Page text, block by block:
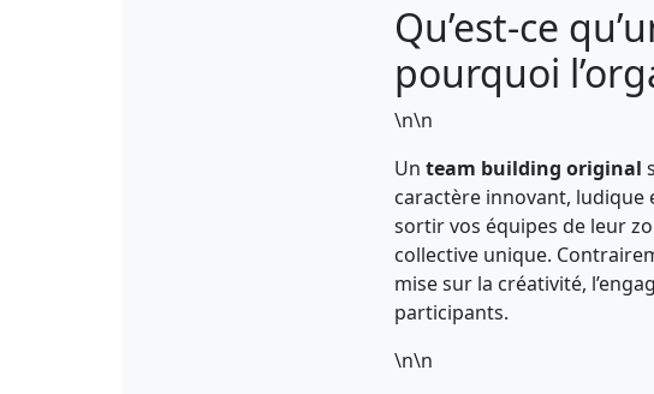
Qu’est-ce
pourquoi
\n\n
Un team building original
caractère innovant, ludique
sortir vos équipes de leur
collective unique.
mise sur la créativité,
participants.
\n\n